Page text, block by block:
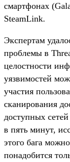
смартфонах
SteamLink.
Экспертам
проблемы в
целостности
уязвимостей
участия
сканирования
доступных
в пять минут,
этого бага
понадобится